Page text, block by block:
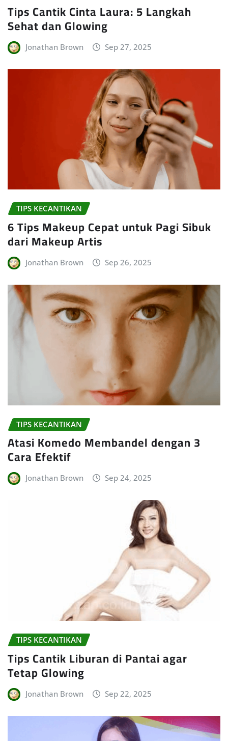
Tips Cantik Cinta Laura: 5 Langkah
Sehat dan Glowing
Jonathan Brown Sep 27, 2025
TIPS KECANTIKAN
6 Tips Makeup Cepat untuk Pagi Sibuk
dari Makeup Artis
Jonathan Brown Sep 26, 2025
TIPS KECANTIKAN
Atasi Komedo Membandel dengan 3
Cara Efektif
Jonathan Brown Sep 24, 2025
TIPS KECANTIKAN
Tips Cantik Liburan di Pantai agar
Tetap Glowing
Jonathan Brown Sep 22, 2025